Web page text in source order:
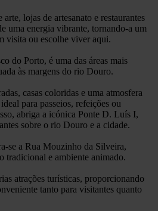
arte, lojas de artesanato e restaurantes
uma energia vibrante, tornando-a um
visita ou escolhe viver aqui.
do Porto, é uma das áreas mais
às margens do rio Douro.
casas coloridas e uma atmosfera
para passeios, refeições ou
abriga a icónica Ponte D. Luís I,
sobre o rio Douro e a cidade.
se a Rua Mouzinho da Silveira,
tradicional e ambiente animado.
atrações turísticas, proporcionando
tanto para visitantes quanto